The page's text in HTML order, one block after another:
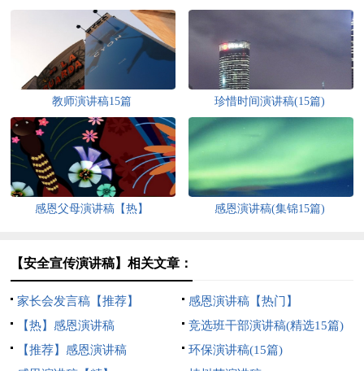
教师演讲稿15篇 珍惜时间演讲稿(15篇)
感恩父母演讲稿【热】 感恩演讲稿(集锦15篇)
【安全宣传演讲稿】相关文章：
家长会发言稿【推荐】
感恩演讲稿【热门】
【热】感恩演讲稿
竞选班干部演讲稿(精选15篇)
【推荐】感恩演讲稿
环保演讲稿(15篇)